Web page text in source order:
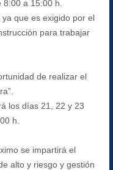
a 15:00 h.
que es exigido por el
para trabajar
de realizar el
los días 21, 22 y 23
h.
se impartirá el
alto y riesgo y gestión